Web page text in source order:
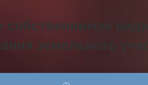
собственником
земельного